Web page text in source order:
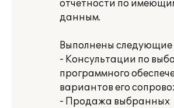
отчетности по
данным.
Выполнены следующие
- Консультации по
программного
вариантов его
- Продажа выбранных